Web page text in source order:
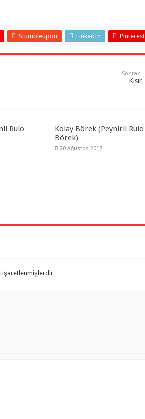
Stumbleupon LinkedIn Pinterest
Sonraki
Kısır
Rulo
Kolay Börek (Peynirli Rulo
Börek)
20 Ağustos 2017
işaretlenmişlerdir